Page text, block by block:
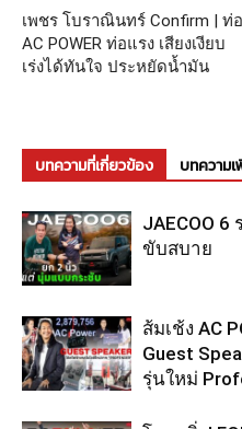
เพชร โบราณินทร์ Confirm | ท่อ
AC POWER ท่อแรง เสียงเงียบ
เร่งได้ทันใจ ประหยัดน้ำมัน
บทความที่เกี่ยวข้อง บทความ
JAECOO
ขับสบาย
ส้มเช้ง AC
Guest
รุ่นใหม่